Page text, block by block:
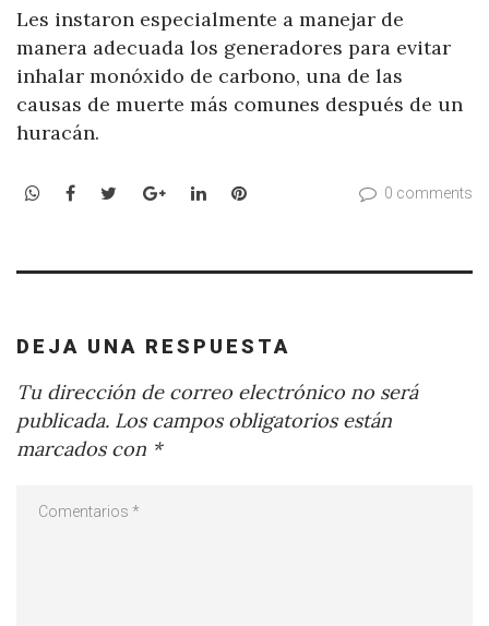
Les instaron especialmente a manejar de
manera adecuada los generadores para evitar
inhalar monóxido de carbono, una de las
causas de muerte más comunes después de un
huracán.
WhatsApp
Facebook
TwitterGoogle+LinkedInPinterest 0 comments
DEJA UNA RESPUESTA
Tu dirección de correo electrónico no será
publicada. Los campos obligatorios están
marcados con *